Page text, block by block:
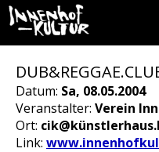
Datum: Sa, 08.05.2004
Veranstalter: Verein
Ort:
Link: